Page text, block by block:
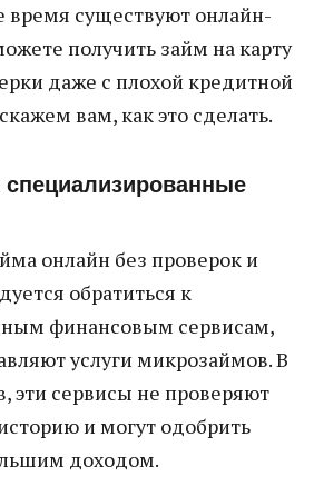
время существуют онлайн-
получить займ на карту
даже с плохой кредитной
вам, как это сделать.
специализированные
онлайн без проверок и
обратиться к
финансовым сервисам,
услуги микрозаймов. В
эти сервисы не проверяют
и могут одобрить
доходом.